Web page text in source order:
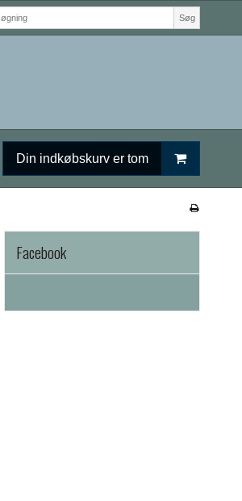
Søg
Din indkøbskurv er tom
Facebook